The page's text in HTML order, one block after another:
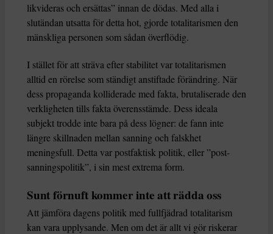
likvideras och ersättas” innan de dödas. Med alla i
slutändan utsatta för detta hot, gjorde totalitarismen den
mänskliga personen som sådan överflödig.
I stället för att sträva efter stabilitet var totalitarismen
alltid en rörelse som ständigt anstiftade förändring. När
dess propaganda kolliderade med fakta, brutaliserade den
verkligheten tills fakta överensstämde. Dess ideala
subjekt trodde inte bara på dess lögner: de fann inte
längre skillnaden mellan sanning och falskhet
meningsfull. Detta var postfaktisk politik, eller ”post-
sanningspolitik”, i sin mest extrema form.
Sunt förnuft kommer inte att rädda oss
Att jämföra dagens politik med fullfjädrad totalitarism
kan vara upplysande. Men om det är allt vi gör riskerar